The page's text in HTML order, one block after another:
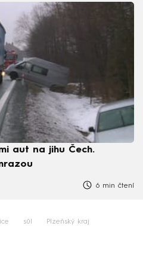
aut na jihu Čech.
6 min čtení
sůl Plzeňský kraj